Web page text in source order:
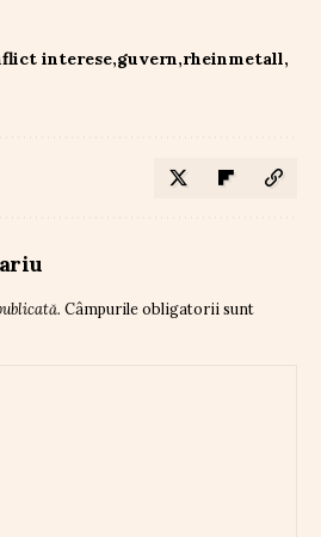
interese guvern rheinmetall
Câmpurile obligatorii sunt